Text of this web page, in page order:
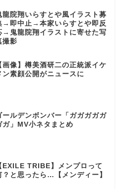
龍院翔いらすとや風イラスト募
→即中止→本家いらすとや即反
→鬼龍院翔イラストに寄せた写
撮影
画像】樽美酒研二の正統派イケ
ン素顔公開がニュースに
ールデンボンバー「ガガガガガ
ガ」MV小ネタまとめ
EXILE TRIBE】メンプロって
？と思ったら…【メンディー】